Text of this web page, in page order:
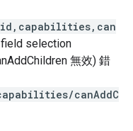
selection
無效) 錯
canAddC